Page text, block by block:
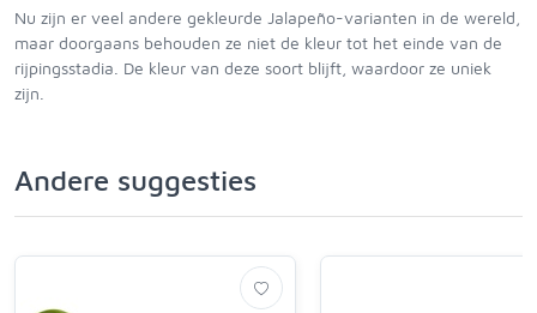
Nu zijn er veel andere gekleurde Jalapeño-varianten in de wereld,
maar doorgaans behouden ze niet de kleur tot het einde van de
rijpingsstadia. De kleur van deze soort blijft, waardoor ze uniek
zijn.
Andere suggesties